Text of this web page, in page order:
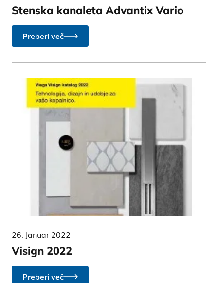
Stenska kanaleta Advantix Vario
Preberi več
26. Januar 2022
Visign 2022
Preberi več